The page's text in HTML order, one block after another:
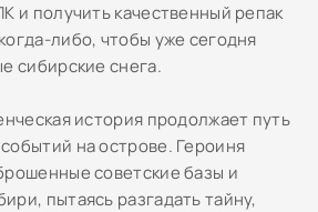
и получить качественный репак
либо, чтобы уже сегодня
сибирские снега.
история продолжает путь
на острове. Героиня
советские базы и
пытаясь разгадать тайну,